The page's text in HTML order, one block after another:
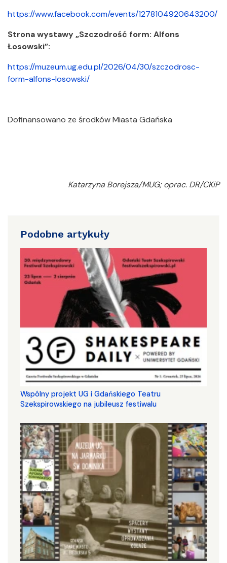
https://www.facebook.com/events/1278104920643200/
Strona wystawy „Szczodrość form: Alfons
Łosowski”:
https://muzeum.ug.edu.pl/2026/04/30/szczodrosc-
form-alfons-losowski/
Dofinansowano ze środków Miasta Gdańska
Katarzyna Borejsza/MUG; oprac. DR/CKiP
Podobne artykuły
Wspólny projekt UG i Gdańskiego Teatru
Szekspirowskiego na jubileusz festiwalu